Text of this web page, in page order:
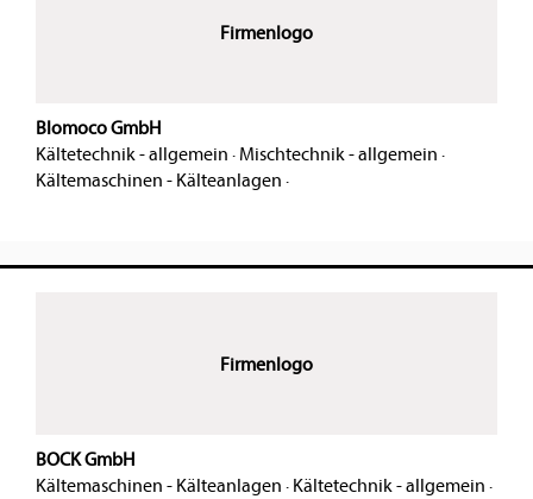
Firmenlogo
Blomoco GmbH
Kältetechnik - allgemein · Mischtechnik - allgemein ·
Kältemaschinen - Kälteanlagen ·
Firmenlogo
BOCK GmbH
Kältemaschinen - Kälteanlagen · Kältetechnik - allgemein ·